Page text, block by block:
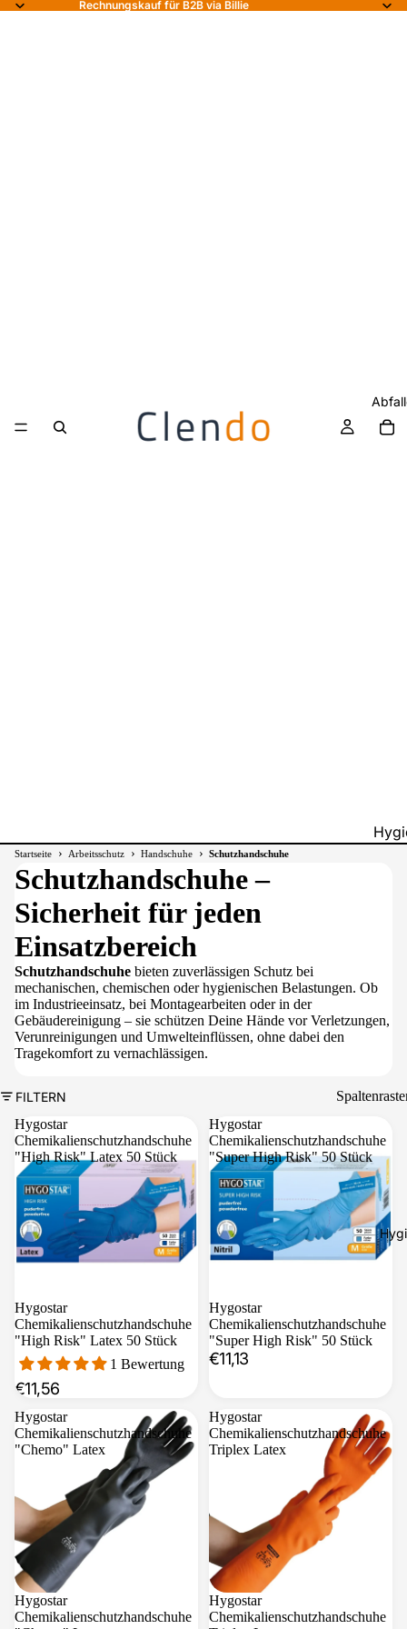
Rechnungskauf für B2B via Billie
Startseite › Arbeitsschutz › Handschuhe › Schutzhandschuhe
Schutzhandschuhe –
Sicherheit für jeden
Einsatzbereich
Schutzhandschuhe bieten zuverlässigen Schutz bei
mechanischen, chemischen oder hygienischen Belastungen. Ob
im Industrieeinsatz, bei Montagearbeiten oder in der
Gebäudereinigung – sie schützen Deine Hände vor Verletzungen,
Verunreinigungen und Umwelteinflüssen, ohne dabei den
Tragekomfort zu vernachlässigen.
FILTERN
Hygostar
Chemikalienschutzhandschuhe
"High Risk" Latex 50 Stück
Hygostar
Chemikalienschutzhandschuhe
"High Risk" Latex 50 Stück
1 Bewertung
€11,56
Hygostar
Chemikalienschutzhandschuhe
"Super High Risk" 50 Stück
Hygostar
Chemikalienschutzhandschuhe
"Super High Risk" 50 Stück
€11,13
Hygostar
Chemikalienschutzhandschuhe
"Chemo" Latex
Sale
Hygostar
Chemikalienschutzhandschuhe
Hygostar
Chemikalienschutzhandschuhe
Triplex Latex
Hygostar
Chemikalienschutzhandschuhe